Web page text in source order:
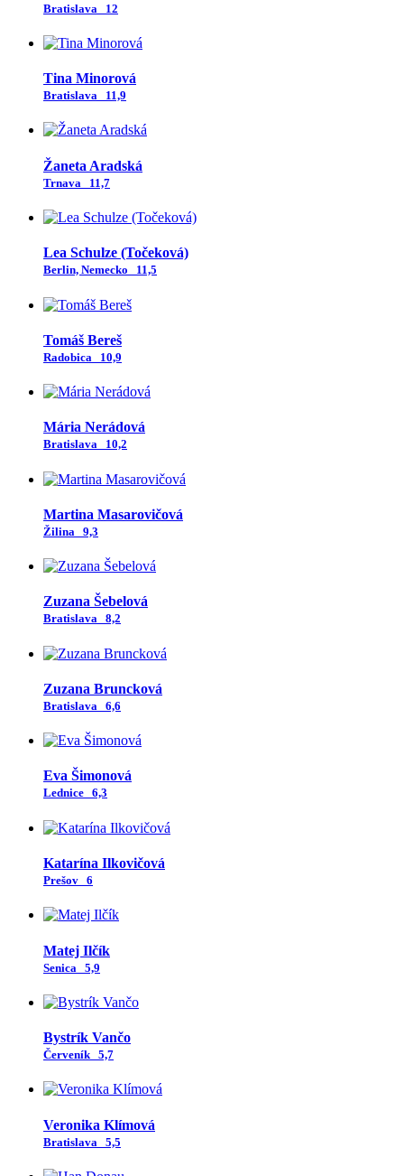
Bratislava 12
Tina Minorová
Bratislava 11,9
Žaneta Aradská
Trnava 11,7
Lea Schulze (Točeková)
Berlin, Nemecko 11,5
Tomáš Bereš
Radobica 10,9
Mária Nerádová
Bratislava 10,2
Martina Masarovičová
Žilina 9,3
Zuzana Šebelová
Bratislava 8,2
Zuzana Bruncková
Bratislava 6,6
Eva Šimonová
Lednice 6,3
Katarína Ilkovičová
Prešov 6
Matej Ilčík
Senica 5,9
Bystrík Vančo
Červeník 5,7
Veronika Klímová
Bratislava 5,5